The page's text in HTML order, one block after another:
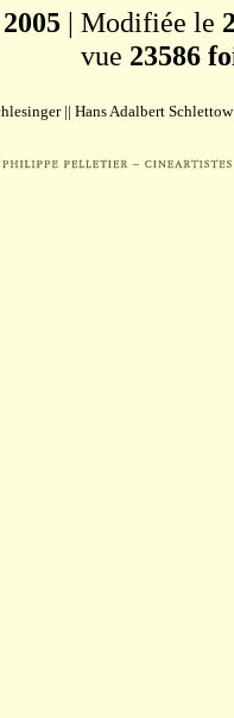
| Modifiée le
vue 23586
|| Hans Adalbert